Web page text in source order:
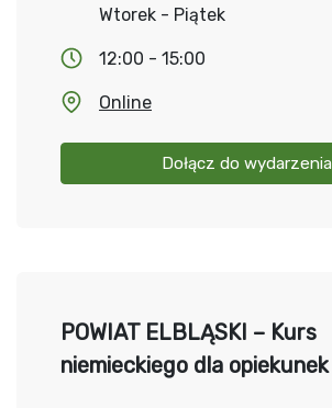
Wtorek - Piątek
12:00 - 15:00
Online
Dołącz do wydarzenia
POWIAT ELBLĄSKI – Kurs
niemieckiego dla opiekunek